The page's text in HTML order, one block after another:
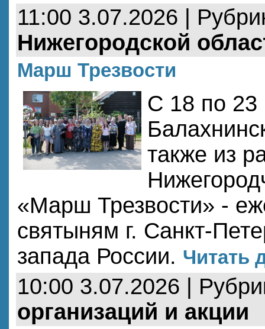
11:00 3.07.2026 |
Нижегородской
Марш Трезвости
С 18 по 23
также из
«Марш Трезвости» -
святыням г. Санкт-
запада России. Читать
10:00 3.07.2026 |
организаций и акции